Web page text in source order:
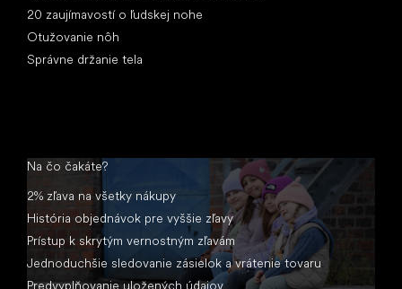
20 zaujímavostí o ľudskej nohe
Otužovanie nôh
Správne držanie tela
Na čo čakáte?
2% zľava na všetky nákupy
História objednávok pre vyššie zľavy
Prístup k skrytým vernostným zľavám
Jednoduchšie sledovanie zásielok a vrátenie tovaru
Predvyplňovanie uložených údajov